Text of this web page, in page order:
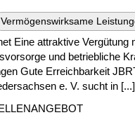
Vermögenswirksame
Eine attraktive
und betriebliche
Gute Erreichbarkeit
e. V. sucht in [...]